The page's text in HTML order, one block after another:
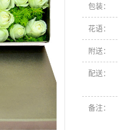
包装：
花语：
附送：
配送：
备注：